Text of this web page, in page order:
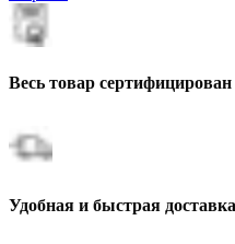
Весь товар сертифицирован
Удобная и быстрая доставка